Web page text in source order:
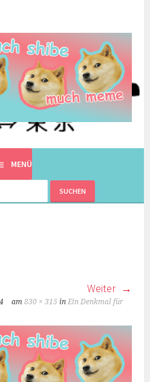
⇔ 東京
MIT EINEM JAPANER.
MENÜ
Weiter
am830 × 315 inEin Denkmal für